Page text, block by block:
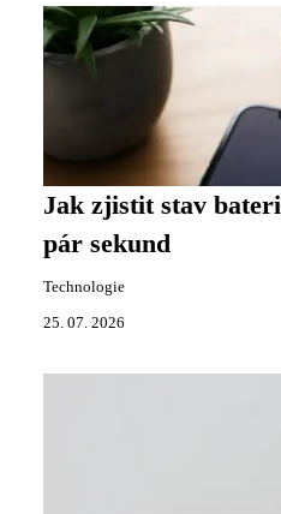
Jak zjistit stav
pár sekund
Technologie
25. 07. 2026